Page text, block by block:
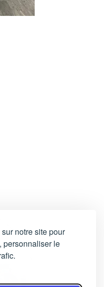
notre site pour
personnaliser le